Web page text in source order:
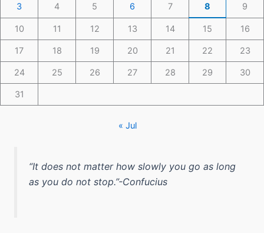
3 4 5 6 7 8 9
10 11 12 13 14 15 16
17 18 19 20 21 22 23
24 25 26 27 28 29 30
31
« Jul
“It does not matter how slowly you go as long
as you do not stop.”-Confucius